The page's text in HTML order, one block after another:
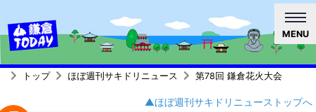
MENU
トップ ほぼ週刊サキドリニュース 第78回 鎌倉花火大会
▲ほぼ週刊サキドリニューストップへ